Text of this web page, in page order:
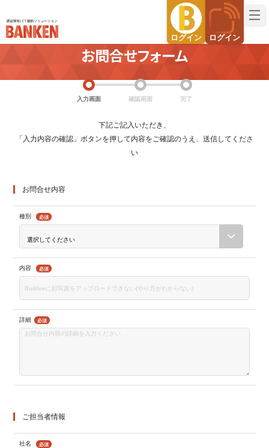
建設現場ICT機器ソリューション BANKEN（バンケン）
ログイン ログイン
お問合せフォーム
入力画面 確認画面 完了
下記ご記入いただき、
「入力内容の確認」ボタンを押して内容をご確認のうえ、送信してくださ
い
お問合せ内容
種別 必須
内容 必須
詳細 必須
ご担当者情報
社名 必須